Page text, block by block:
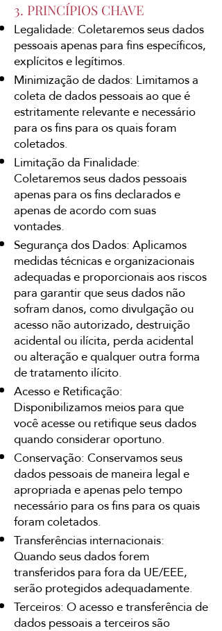
3. PRINCÍPIOS CHAVE
Legalidade: Coletaremos seus dados
pessoais apenas para fins específicos,
explícitos e legítimos.
Minimização de dados: Limitamos a
coleta de dados pessoais ao que é
estritamente relevante e necessário
para os fins para os quais foram
coletados.
Limitação da Finalidade:
Coletaremos seus dados pessoais
apenas para os fins declarados e
apenas de acordo com suas
vontades.
Segurança dos Dados: Aplicamos
medidas técnicas e organizacionais
adequadas e proporcionais aos riscos
para garantir que seus dados não
sofram danos, como divulgação ou
acesso não autorizado, destruição
acidental ou ilícita, perda acidental
ou alteração e qualquer outra forma
de tratamento ilícito.
Acesso e Retificação:
Disponibilizamos meios para que
você acesse ou retifique seus dados
quando considerar oportuno.
Conservação: Conservamos seus
dados pessoais de maneira legal e
apropriada e apenas pelo tempo
necessário para os fins para os quais
foram coletados.
Transferências internacionais:
Quando seus dados forem
transferidos para fora da UE/EEE,
serão protegidos adequadamente.
Terceiros: O acesso e transferência de
dados pessoais a terceiros são